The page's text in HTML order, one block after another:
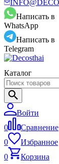
Написать в
WhatsApp
Написать в
Telegram
Каталог
Войти
0
Сравнение
0
Избранное
0
Корзина